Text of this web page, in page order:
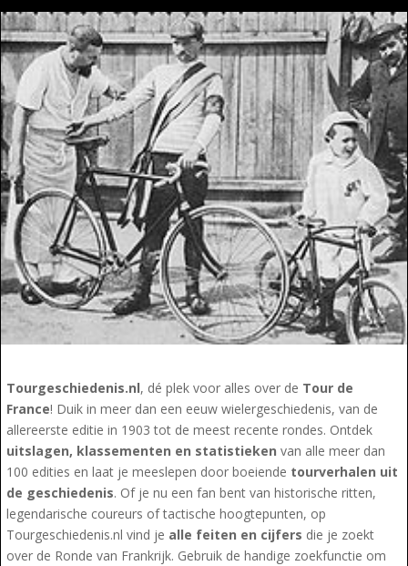
Tourgeschiedenis.nl, dé plek voor alles over de Tour de
France! Duik in meer dan een eeuw wielergeschiedenis, van de
allereerste editie in 1903 tot de meest recente rondes. Ontdek
uitslagen, klassementen en statistieken van alle meer dan
100 edities en laat je meeslepen door boeiende tourverhalen uit
de geschiedenis. Of je nu een fan bent van historische ritten,
legendarische coureurs of tactische hoogtepunten, op
Tourgeschiedenis.nl vind je alle feiten en cijfers die je zoekt
over de Ronde van Frankrijk. Gebruik de handige zoekfunctie om